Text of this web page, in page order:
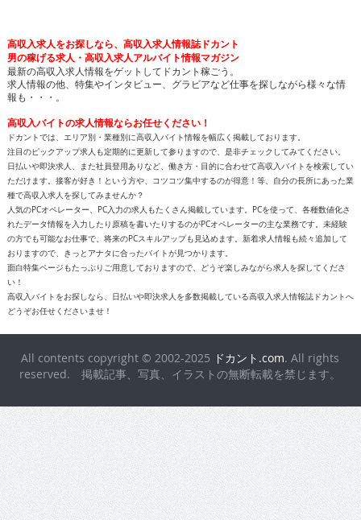
高収入求人をお探しなら、高収入求人情報誌ドカント
男の稼げる求人・高収入求人アルバイト情報マガジン
最新の高収入求人情報をゲットしてドカント稼ごう。
求人情報の他、特集やインタビュー、グラビアなど仕事を探しながら様々な情
報も・・・。
高収入バイトの求人情報ならお任せください！
ドカントでは、エリア別・業種別に高収入バイト情報を幅広く掲載しております。
注目のピックアップ求人も定期的に更新して参りますので、是非チェックしてみてください。
日払いや即決求人、また社員登用ありなど、働き方・目的に合わせて高収入バイトを検索してい
ただけます。接客が好き！という方や、コツコツ集中するのが得意！等、自分の長所にあった業
種で高収入求人を探してみませんか？
人気のPCオペレーター、PC入力の求人もたくさん掲載しています。PCを使って、各種数値化さ
れたデータ情報を入力したり原稿を書いたりするのがPCオペレーターの主な業務です。未経験
の方でも可能なお仕事で、将来のPCスキルアップも見込めます。新着求人情報も続々追加して
おりますので、きっとアナタに合ったバイトが見つかります。
面白特集ページもたっぷりご用意しておりますので、どうぞ楽しみながら求人を探してくださ
い！
高収入バイトをお探しなら、日払いや即決求人を多数掲載している高収入求人情報誌ドカントへ
どうぞお任せくださいませ！
All contents copyright © 2002-2025 ドカント.com. All rights
reserved. 掲載記事、写真、イラストの無断転載を禁じます。